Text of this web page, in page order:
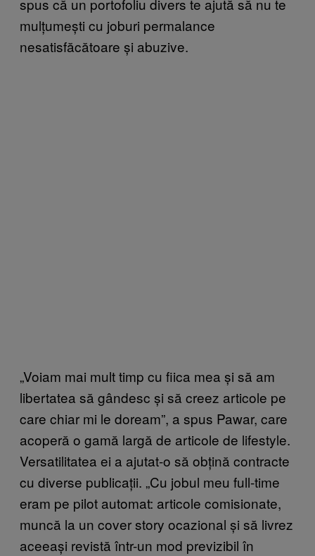
spus că un portofoliu divers te ajută să nu te
mulțumești cu joburi permalance
nesatisfăcătoare și abuzive.
„Voiam mai mult timp cu fiica mea și să am
libertatea să gândesc și să creez articole pe
care chiar mi le doream”, a spus Pawar, care
acoperă o gamă largă de articole de lifestyle.
Versatilitatea ei a ajutat-o să obțină contracte
cu diverse publicații. „Cu jobul meu full-time
eram pe pilot automat: articole comisionate,
muncă la un cover story ocazional și să livrez
aceeași revistă într-un mod previzibil în